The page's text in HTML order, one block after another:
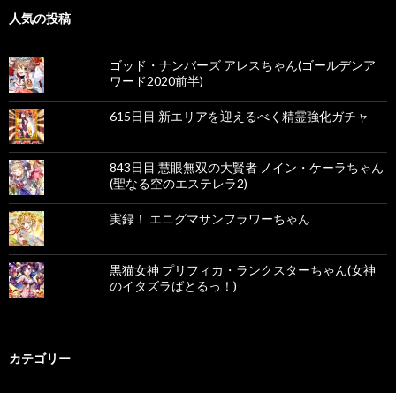
人気の投稿
ゴッド・ナンバーズ アレスちゃん(ゴールデンア
ワード2020前半)
615日目 新エリアを迎えるべく精霊強化ガチャ
843日目 慧眼無双の大賢者 ノイン・ケーラちゃん
(聖なる空のエステレラ2)
実録！ エニグマサンフラワーちゃん
黒猫女神 プリフィカ・ランクスターちゃん(女神
のイタズラばとるっ！)
カテゴリー